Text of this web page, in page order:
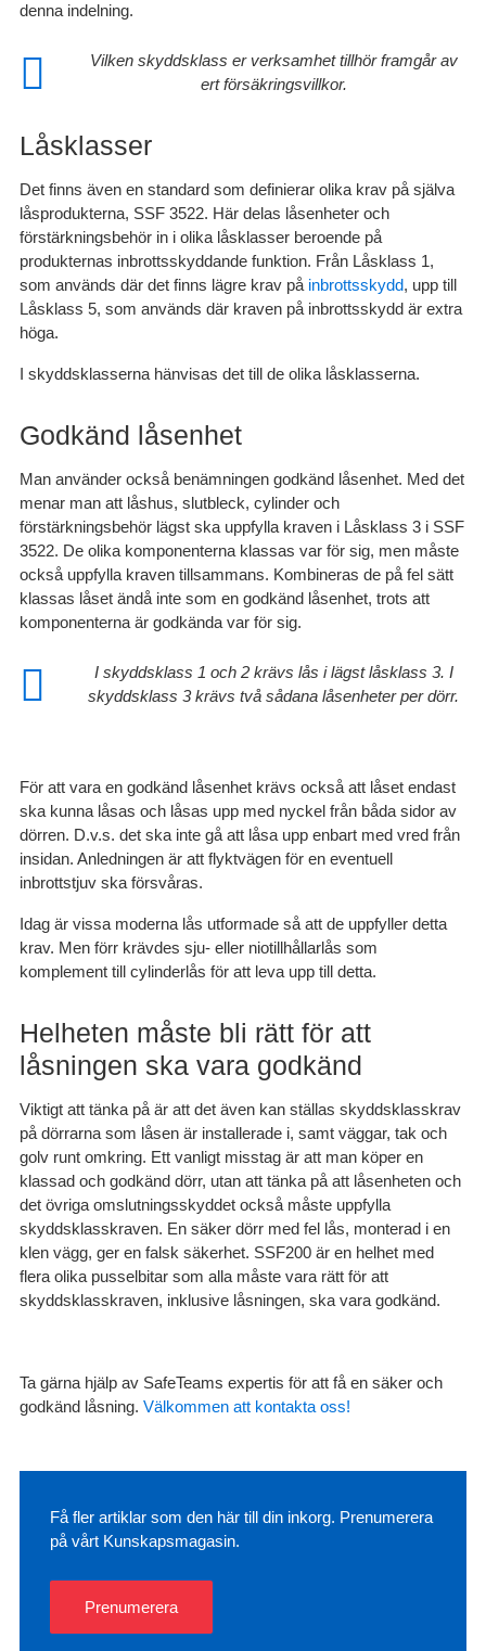
denna indelning.
Vilken skyddsklass er verksamhet tillhör framgår av
ert försäkringsvillkor.
Låsklasser
Det finns även en standard som definierar olika krav på själva
låsprodukterna, SSF 3522. Här delas låsenheter och
förstärkningsbehör in i olika låsklasser beroende på
produkternas inbrottsskyddande funktion. Från Låsklass 1,
som används där det finns lägre krav på inbrottsskydd, upp till
Låsklass 5, som används där kraven på inbrottsskydd är extra
höga.
I skyddsklasserna hänvisas det till de olika låsklasserna.
Godkänd låsenhet
Man använder också benämningen godkänd låsenhet. Med det
menar man att låshus, slutbleck, cylinder och
förstärkningsbehör lägst ska uppfylla kraven i Låsklass 3 i SSF
3522. De olika komponenterna klassas var för sig, men måste
också uppfylla kraven tillsammans. Kombineras de på fel sätt
klassas låset ändå inte som en godkänd låsenhet, trots att
komponenterna är godkända var för sig.
I skyddsklass 1 och 2 krävs lås i lägst låsklass 3. I
skyddsklass 3 krävs två sådana låsenheter per dörr.
För att vara en godkänd låsenhet krävs också att låset endast
ska kunna låsas och låsas upp med nyckel från båda sidor av
dörren. D.v.s. det ska inte gå att låsa upp enbart med vred från
insidan. Anledningen är att flyktvägen för en eventuell
inbrottstjuv ska försvåras.
Idag är vissa moderna lås utformade så att de uppfyller detta
krav. Men förr krävdes sju- eller niotillhållarlås som
komplement till cylinderlås för att leva upp till detta.
Helheten måste bli rätt för att
låsningen ska vara godkänd
Viktigt att tänka på är att det även kan ställas skyddsklasskrav
på dörrarna som låsen är installerade i, samt väggar, tak och
golv runt omkring. Ett vanligt misstag är att man köper en
klassad och godkänd dörr, utan att tänka på att låsenheten och
det övriga omslutningsskyddet också måste uppfylla
skyddsklasskraven. En säker dörr med fel lås, monterad i en
klen vägg, ger en falsk säkerhet. SSF200 är en helhet med
flera olika pusselbitar som alla måste vara rätt för att
skyddsklasskraven, inklusive låsningen, ska vara godkänd.
Ta gärna hjälp av SafeTeams expertis för att få en säker och
godkänd låsning. Välkommen att kontakta oss!
Få fler artiklar som den här till din inkorg. Prenumerera
på vårt Kunskapsmagasin.
Prenumerera